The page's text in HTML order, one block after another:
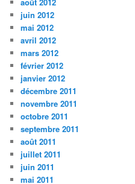
juin 2012
mai 2012
avril 2012
mars 2012
février 2012
janvier 2012
décembre 2011
novembre 2011
octobre 2011
septembre 2011
août 2011
juillet 2011
juin 2011
mai 2011